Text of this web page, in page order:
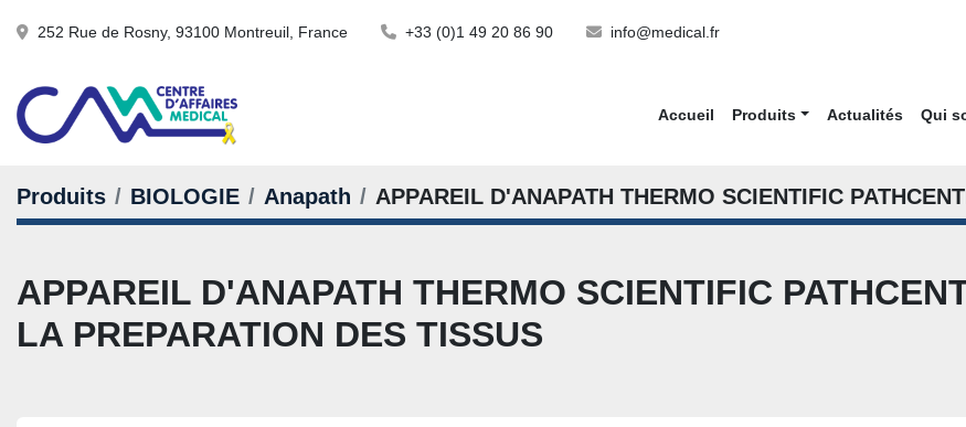
252 Rue de Rosny, 93100 Montreuil, France +33 (0)1 49 20 86 90 info@medical.fr
Accueil Produits Actualités Qui
Produits BIOLOGIE Anapath APPAREIL D'ANAPATH THERMO SCIENTIFIC
APPAREIL D'ANAPATH THERMO SCIENTIFIC
LA PREPARATION DES TISSUS